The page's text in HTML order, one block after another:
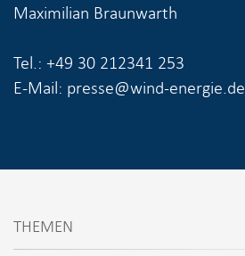
Maximilian Braunwarth
Tel.: +49 30 212341 253
E-Mail: presse@wind-energie.de
THEMEN